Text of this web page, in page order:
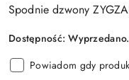
Spodnie dzwony
Dostępność:
Powiadom gdy